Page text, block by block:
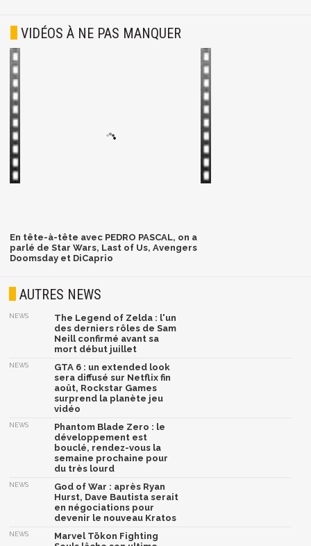
VIDÉOS À NE PAS MANQUER
En tête-à-tête avec PEDRO PASCAL, on a
parlé de Star Wars, Last of Us, Avengers
Doomsday et DiCaprio
AUTRES NEWS
NEWS
The Legend of Zelda : l'un
des derniers rôles de Sam
Neill confirmé avant sa
mort début juillet
NEWS
GTA 6 : un extended look
sera diffusé sur Netflix fin
août, Rockstar Games
surprend la planète jeu
vidéo
NEWS
Phantom Blade Zero : le
développement est
bouclé, rendez-vous la
semaine prochaine pour
du très lourd
NEWS
God of War : après Ryan
Hurst, Dave Bautista serait
en négociations pour
devenir le nouveau Kratos
NEWS
Marvel Tōkon Fighting